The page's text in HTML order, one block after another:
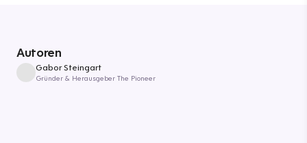
Autoren
Gabor Steingart
Gründer & Herausgeber The Pioneer